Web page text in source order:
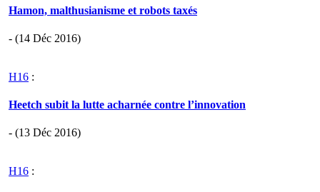
Hamon, malthusianisme et robots taxés
- (14 Déc 2016)
H16 :
Heetch subit la lutte acharnée contre l’innovation
- (13 Déc 2016)
H16 :